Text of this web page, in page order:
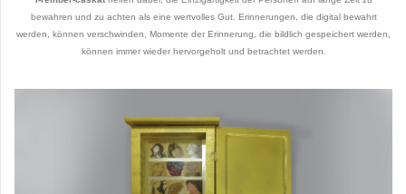
bewahren und zu achten als eine wertvolles Gut. Erinnerungen, die digital bewahrt
werden, können verschwinden, Momente der Erinnerung, die bildlich gespeichert werden,
können immer wieder hervorgeholt und betrachtet werden.